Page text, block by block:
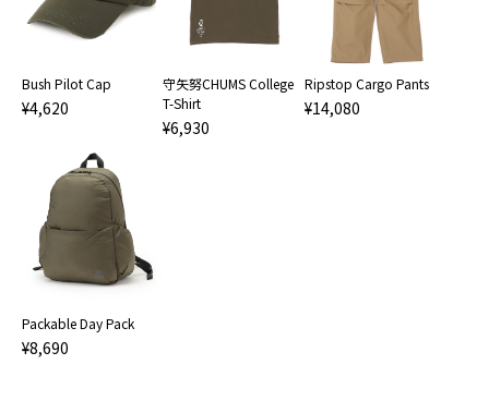
Bush Pilot Cap
¥4,620
守矢努CHUMS College
T-Shirt
¥6,930
Ripstop Cargo Pants
¥14,080
Packable Day Pack
¥8,690